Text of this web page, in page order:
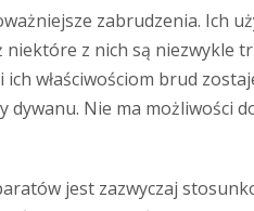
zabrudzenia. Ich
z nich są niezwykle
właściwościom brud
dywanu. Nie ma możliwości
jest zazwyczaj